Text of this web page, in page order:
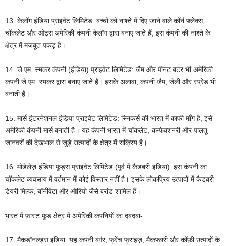
13. केलॉग इंडिया प्राइवेट लिमिटेड: बच्चों को नाश्ते में दिए जाने वाले कॉर्न फ्लेक्स,
चॉकलेट और ओट्स अमेरिकी कंपनी केलॉग द्वारा बनाए जाते हैं, इस कंपनी की नाश्ते के
क्षेत्र में मज़बूत पकड़ है।
14. जे.एम. स्मकर कंपनी (इंडिया) प्राइवेट लिमिटेड: जैम और पीनट बटर भी अमेरिकी
कंपनी जे.एम. स्मकर द्वारा बनाए जाते हैं। इसके अलावा, कंपनी जैम, जेली और स्प्रेड भी
बनाती है।
15. मार्स इंटरनेशनल इंडिया प्राइवेट लिमिटेड: स्निकर्स की भारत में काफी माँग है, इसे
अमेरिकी कंपनी मार्स बनाती है। यह कंपनी भारत में चॉकलेट, कन्फेक्शनरी और पालतू
जानवरों की देखभाल से जुड़े उत्पादों के क्षेत्र में सक्रिय है।
16. मोंडेलेज़ इंडिया फ़ूड्स प्राइवेट लिमिटेड (पूर्व में कैडबरी इंडिया): इस कंपनी का
चॉकलेट व्यवसाय में वर्तमान में कोई विस्तार नहीं है। इसके लोकप्रिय उत्पादों में कैडबरी
डेयरी मिल्क, बॉर्नविटा और ओरियो जैसे ब्रांड शामिल हैं।
भारत में फ़ास्ट फ़ूड क्षेत्र में अमेरिकी कंपनियों का दबदबा-
17. मैकडॉनल्ड्स इंडिया: यह कंपनी बर्गर, फ्रेंच फ्राइज़, मैकफ्लरी और कॉफ़ी उत्पादों के